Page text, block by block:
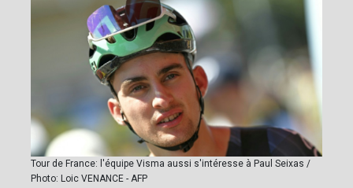
Tour de France: l'équipe Visma aussi s'intéresse à Paul Seixas /
Photo: Loic VENANCE - AFP